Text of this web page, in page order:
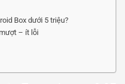
Box dưới 5 triệu?
– ít lỗi